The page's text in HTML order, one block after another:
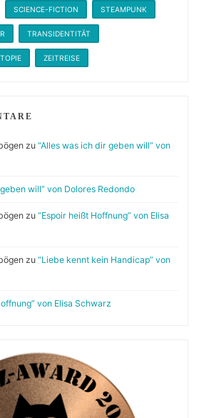
SCIENCE-FICTION STEAMPUNK
TRANSIDENTITÄT
ZEITREISE
zu “Alles was ich dir geben will” von
will” von Dolores Redondo
zu “Espoir heißt Hoffnung” von Elisa
zu “Liebe kennt kein Handicap” von
von Elisa Schwarz